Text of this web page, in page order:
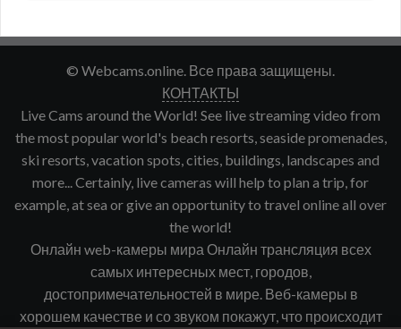
© Webcams.online. Все права защищены.
КОНТАКТЫ
Live Cams around the World! See live streaming video from
the most popular world's beach resorts, seaside promenades,
ski resorts, vacation spots, cities, buildings, landscapes and
more... Certainly, live cameras will help to plan a trip, for
example, at sea or give an opportunity to travel online all over
the world!
Онлайн web-камеры мира Онлайн трансляция всех
самых интересных мест, городов,
достопримечательностей в мире. Веб-камеры в
хорошем качестве и со звуком покажут, что происходит